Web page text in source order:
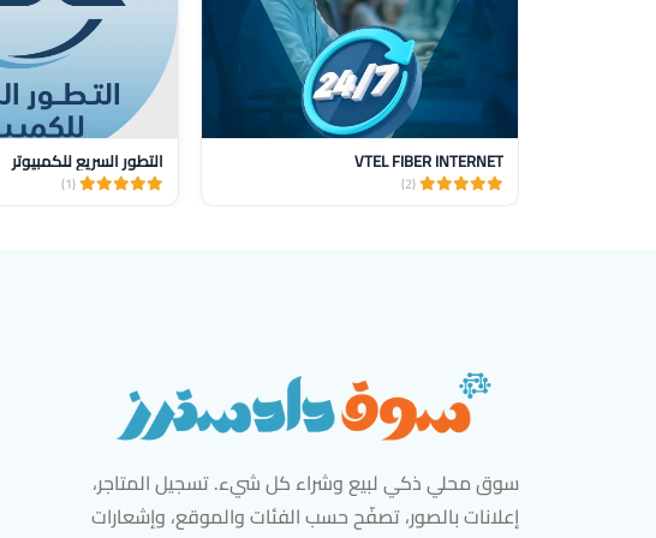
VTEL FIBER INTERNET
(2)
التطور السريع للكمبيوتر
(1)
سوق محلي ذكي لبيع وشراء كل شيء. تسجيل المتاجر،
إعلانات بالصور، تصفّح حسب الفئات والموقع، وإشعارات